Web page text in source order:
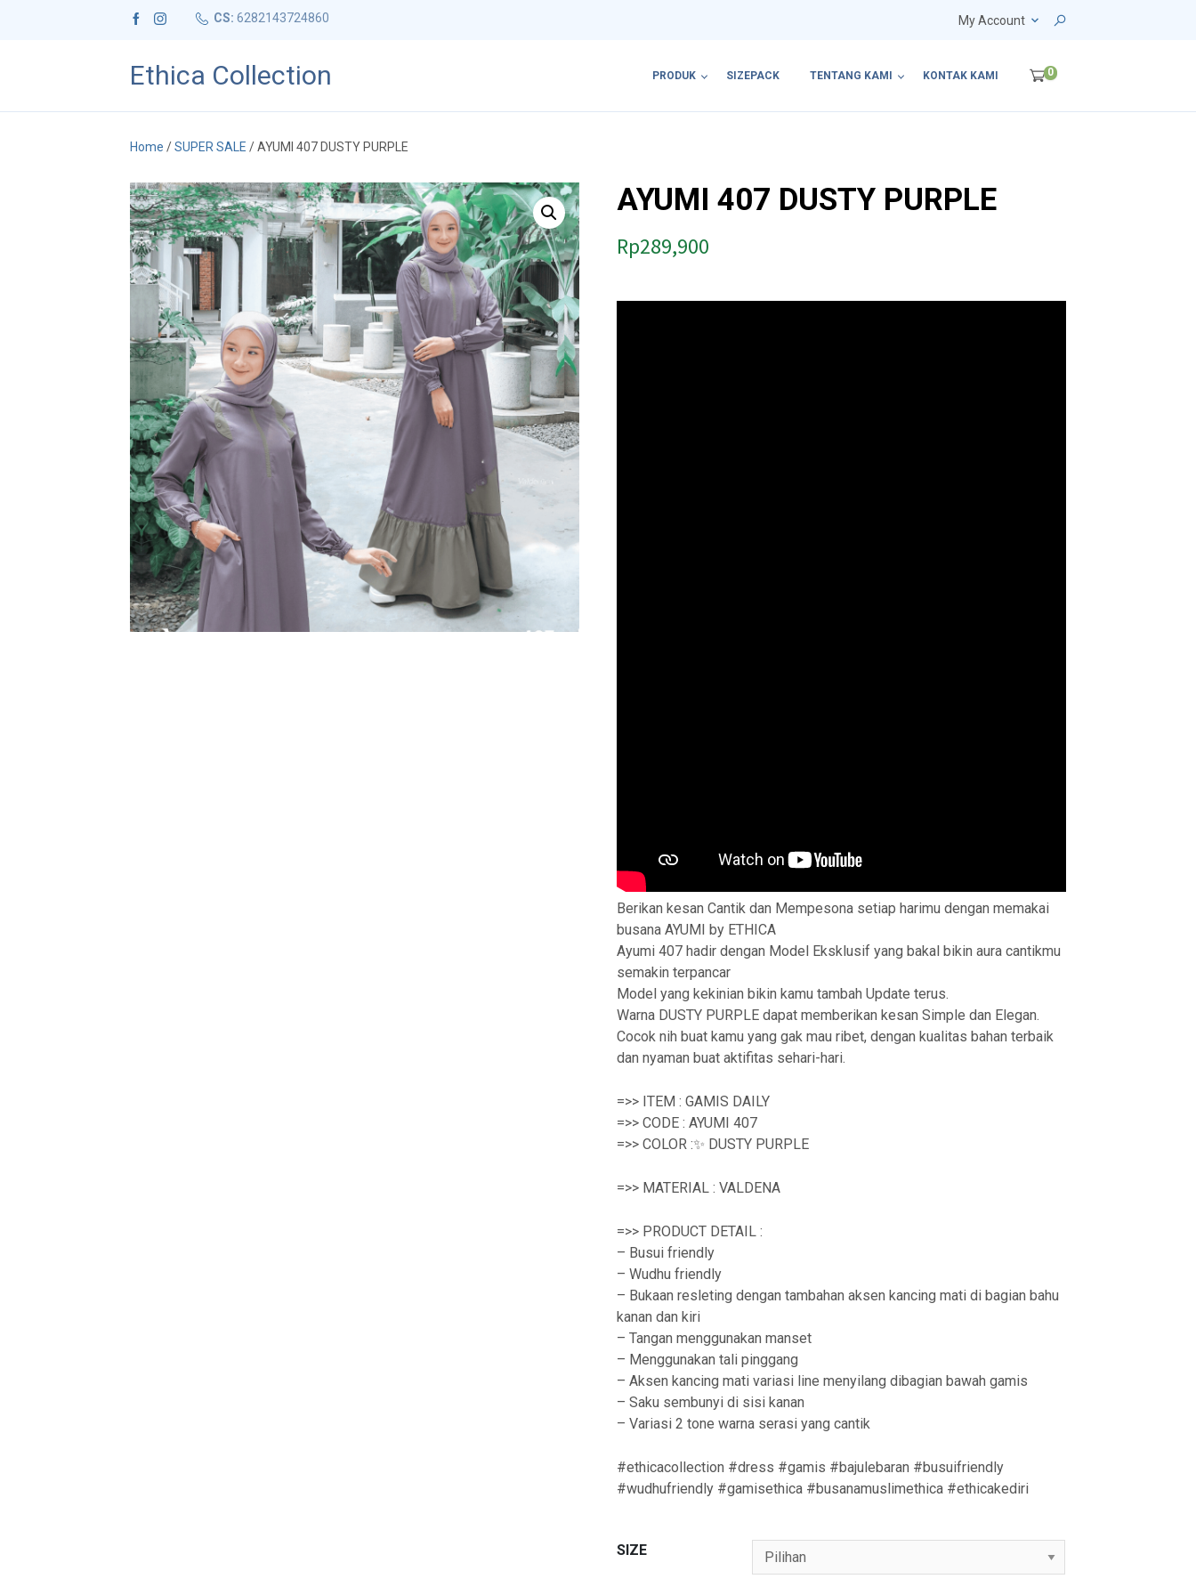
CS: 6282143724860 My Account
Ethica Collection PRODUK SIZEPACK TENTANG KAMI KONTAK KAMI 0
Home /SUPER SALE / AYUMI 407 DUSTY PURPLE
AYUMI 407 DUSTY PURPLE
Rp289,900
Berikan kesan Cantik dan Mempesona setiap harimu dengan memakai
busana AYUMI by ETHICA
Ayumi 407 hadir dengan Model Eksklusif yang bakal bikin aura cantikmu
semakin terpancar
Model yang kekinian bikin kamu tambah Update terus.
Warna DUSTY PURPLE dapat memberikan kesan Simple dan Elegan.
Cocok nih buat kamu yang gak mau ribet, dengan kualitas bahan terbaik
dan nyaman buat aktifitas sehari-hari.
=>> ITEM : GAMIS DAILY
=>> CODE : AYUMI 407
=>> COLOR :✨ DUSTY PURPLE
=>> MATERIAL : VALDENA
=>> PRODUCT DETAIL :
– Busui friendly
– Wudhu friendly
– Bukaan resleting dengan tambahan aksen kancing mati di bagian bahu
kanan dan kiri
– Tangan menggunakan manset
– Menggunakan tali pinggang
– Aksen kancing mati variasi line menyilang dibagian bawah gamis
– Saku sembunyi di sisi kanan
– Variasi 2 tone warna serasi yang cantik
#ethicacollection #dress #gamis #bajulebaran #busuifriendly
#wudhufriendly #gamisethica #busanamuslimethica #ethicakediri
SIZE